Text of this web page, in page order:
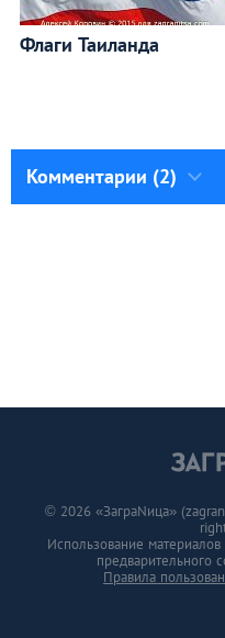
Флаги Таиланда
Комментарии (2)
© 2026 «ЗаграNица»
Использование
предварительного
Правила